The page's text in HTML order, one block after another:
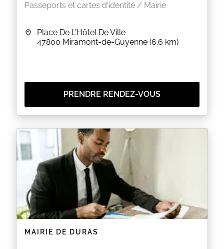
nécessaires. Vous pouvez également
consulter le site Service Public
Attention
, les dossiers incomplets ne pourront pas
être instruits par nos services et devront faire l’objet
d’un autre rendez-vous.
Elle doivent dater de moins de 6 mois sous
peine d’être refusées par le service C.N.I /
Passeport de la Préfecture.
La présence du demandeur est obligatoire
(prise des empreintes) au dépôt du dossier et
La présence des mineurs est obligatoire et ils
doivent être accompagnés de leur
représentant légal :
Lors du dépôt du dossier pour les
mineurs de moins de 18 ans.
Lors du retrait de la Carte Nationale
d’Identité et du Passeport pour les
mineurs de 12 à 18 ans.
EN SAVOIR PLUS
Passeports et cartes d'identité / Mairie
Place De L'Hôtel De Ville
47800 Miramont-de-Guyenne (6.6 km)
PRENDRE RENDEZ-VOUS
MAIRIE DE DURAS